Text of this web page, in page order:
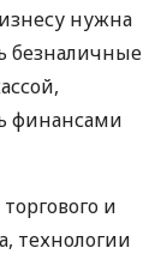
нужна
безналичные
финансами
и
технологии